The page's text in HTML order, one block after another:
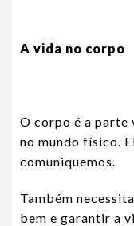
A vida no corpo
O corpo é a parte
no mundo físico.
comuniquemos.
Também
bem e garantir a